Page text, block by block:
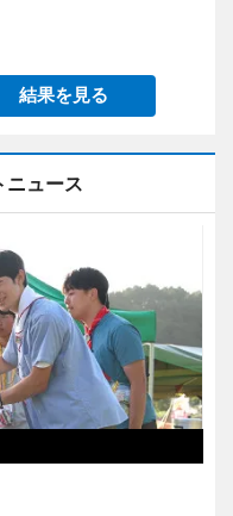
結果を見る
ニュース